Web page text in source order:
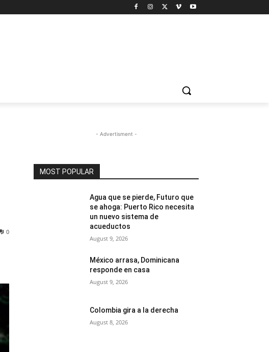
0
- Advertisment -
MOST POPULAR
Agua que se pierde, Futuro que
se ahoga: Puerto Rico necesita
un nuevo sistema de
acueductos
August 9, 2026
México arrasa, Dominicana
responde en casa
August 9, 2026
Colombia gira a la derecha
August 8, 2026